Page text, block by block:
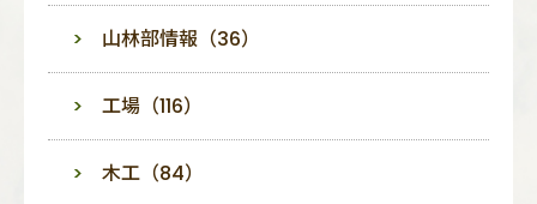
山林部情報（36）
工場（116）
木工（84）